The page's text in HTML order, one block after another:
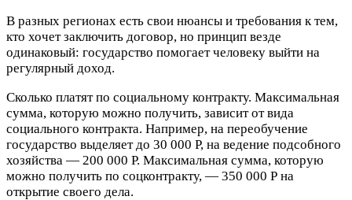
В разных регионах есть свои нюансы и требования к тем,
кто хочет заключить договор, но принцип везде
одинаковый: государство помогает человеку выйти на
регулярный доход.
Сколько платят по социальному контракту. Максимальная
сумма, которую можно получить, зависит от вида
социального контракта. Например, на переобучение
государство выделяет до 30 000 Р, на ведение подсобного
хозяйства — 200 000 Р. Максимальная сумма, которую
можно получить по соцконтракту, — 350 000 Р на
открытие своего дела.